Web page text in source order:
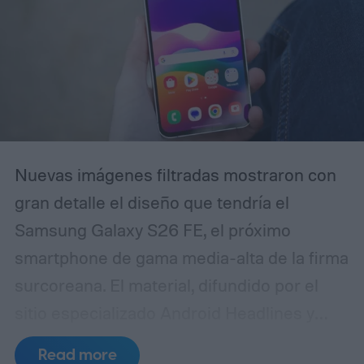
con herramientas disponibles
comercialmente a partir del 18 de febrero
Nuevas imágenes filtradas mostraron con
gran detalle el diseño que tendría el
Samsung Galaxy S26 FE, el próximo
smartphone de gama media-alta de la firma
recogido posteriormente por Android
Read more